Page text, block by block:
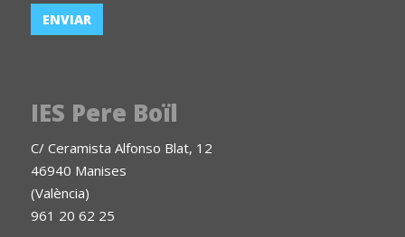
IES Pere Boïl
C/ Ceramista Alfonso Blat, 12
46940 Manises
(València)
961 20 62 25